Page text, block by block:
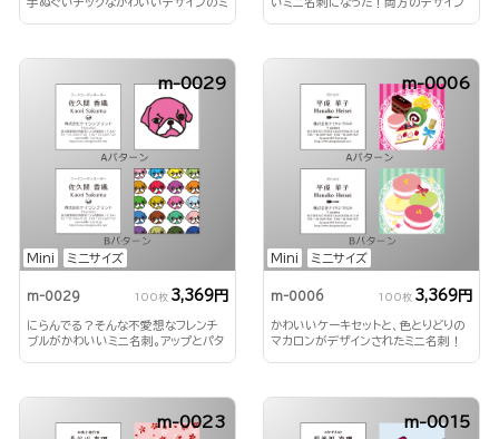
Mini ミニサイズ
m-0029
m-0029 100枚 3,369円
にらんでる？そんな不愛想なフレンチ
ブルがかわいいミニ名刺。アップとパタ
Mini ミニサイズ
m-0006
m-0006 100枚 3,369円
かわいいケーキセットと、色とりどりの
マカロンがデザインされたミニ名刺！
m-0023 m-0015